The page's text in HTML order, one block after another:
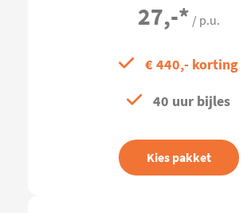
27,-* / p.u.
€ 440,- korting
40 uur bijles
Kies pakket